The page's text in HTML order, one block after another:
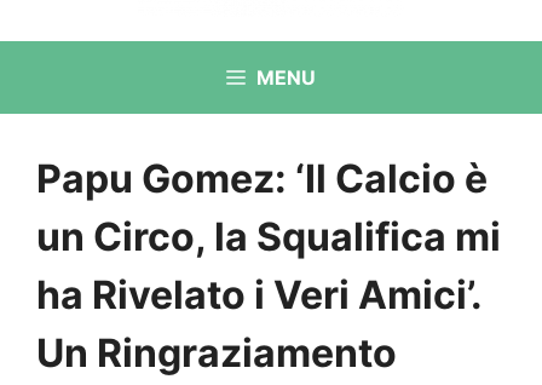
contenuto
MENU
Papu Gomez: ‘Il Calcio è
un Circo, la Squalifica mi
ha Rivelato i Veri Amici’.
Un Ringraziamento